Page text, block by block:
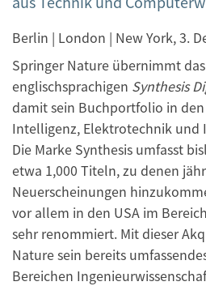
Berlin | London | New York, 3.
Springer Nature übernimmt
englischsprachigen Synthesis
damit sein Buchportfolio in
Intelligenz, Elektrotechnik und
Die Marke Synthesis umfasst
etwa 1,000 Titeln, zu denen
Neuerscheinungen
vor allem in den USA im
sehr renommiert. Mit dieser
Nature sein bereits
Bereichen